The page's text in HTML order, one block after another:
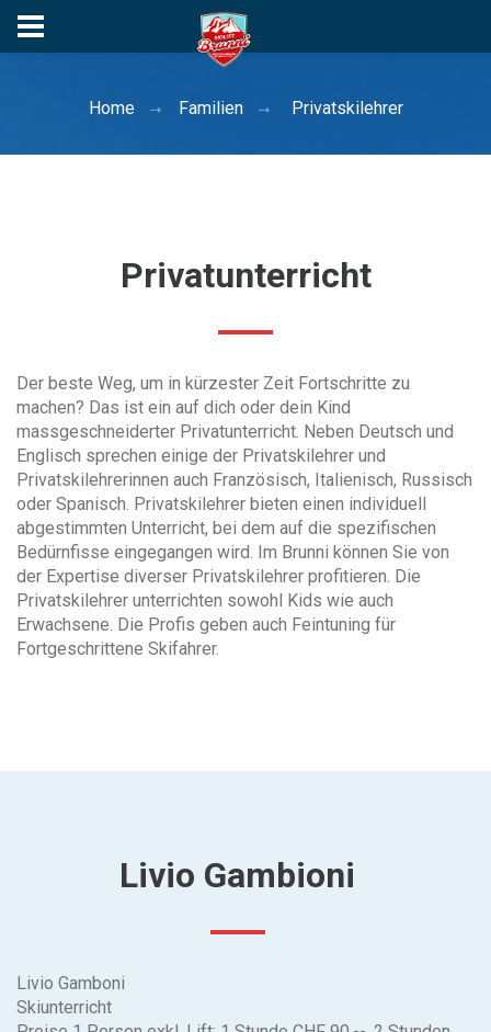
Home Familien Privatskilehrer
Privatunterricht
Der beste Weg, um in kürzester Zeit Fortschritte zu
machen? Das ist ein auf dich oder dein Kind
massgeschneiderter Privatunterricht. Neben Deutsch und
Englisch sprechen einige der Privatskilehrer und
Privatskilehrerinnen auch Französisch, Italienisch, Russisch
oder Spanisch. Privatskilehrer bieten einen individuell
abgestimmten Unterricht, bei dem auf die spezifischen
Bedürnfisse eingegangen wird. Im Brunni können Sie von
der Expertise diverser Privatskilehrer profitieren. Die
Privatskilehrer unterrichten sowohl Kids wie auch
Erwachsene. Die Profis geben auch Feintuning für
Fortgeschrittene Skifahrer.
Livio Gambioni
Livio Gamboni
Skiunterricht